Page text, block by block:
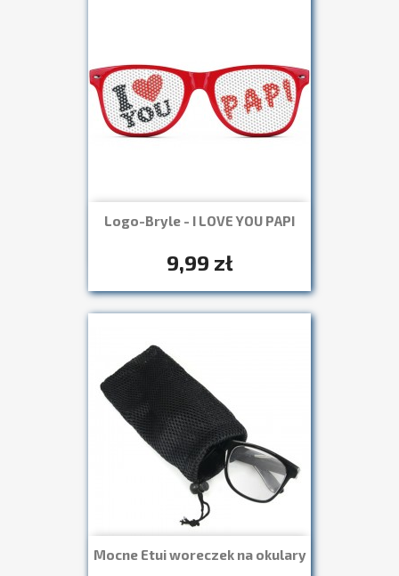
Logo-Bryle - I LOVE YOU PAPI
9,99 zł
Szybki podgląd
Mocne Etui woreczek na okulary
Szybki podgląd